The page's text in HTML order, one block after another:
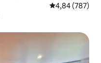
4,84 (787)